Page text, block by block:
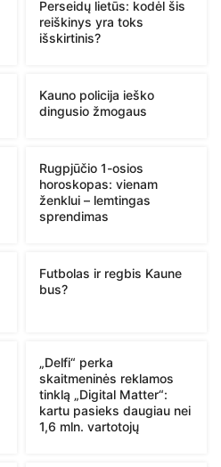
Perseidų lietūs: kodėl šis
reiškinys yra toks
išskirtinis?
Kauno policija ieško
dingusio žmogaus
Rugpjūčio 1-osios
horoskopas: vienam
ženklui – lemtingas
sprendimas
Futbolas ir regbis Kaune
bus?
„Delfi“ perka
skaitmeninės reklamos
tinklą „Digital Matter“:
kartu pasieks daugiau nei
1,6 mln. vartotojų